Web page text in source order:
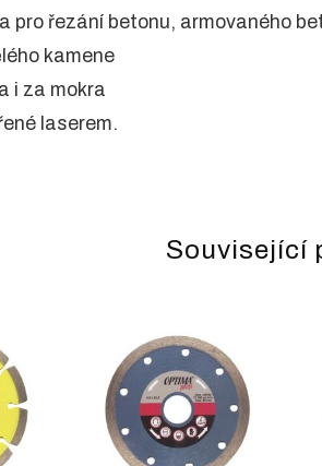
pro řezání betonu, armovaného
kamene
i za mokra
laserem.
Související